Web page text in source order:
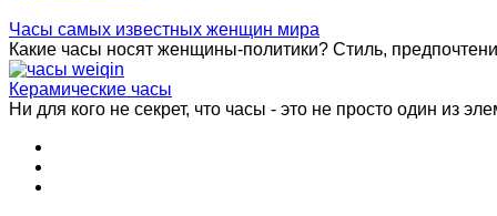
Часы самых известных женщин мира
Какие часы носят женщины-политики? Стиль,
Керамические часы
Ни для кого не секрет, что часы - это не просто один из